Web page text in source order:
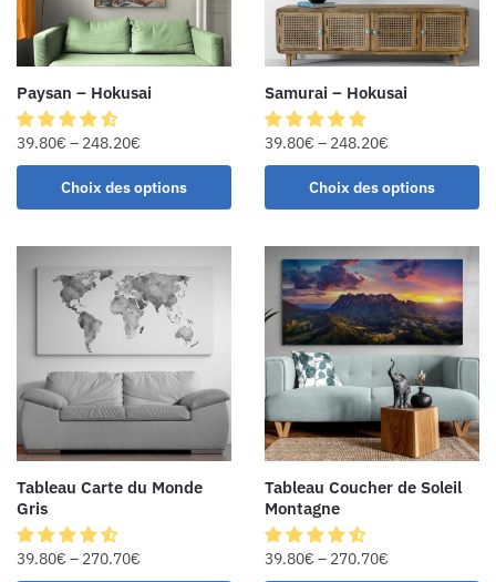
Paysan – Hokusai
39.80€ – 248.20€
Choix des options
Samurai – Hokusai
39.80€ – 248.20€
Choix des options
Tableau Carte du Monde
Gris
39.80€ – 270.70€
Tableau Coucher de Soleil
Montagne
39.80€ – 270.70€